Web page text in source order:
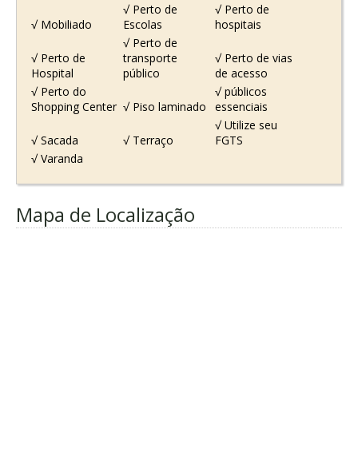
√ Mobiliado
√ Perto de
Escolas
√ Perto de
hospitais
√ Perto de
Hospital
√ Perto de
transporte
público
√ Perto de vias
de acesso
√ Perto do
Shopping Center √ Piso laminado
√ públicos
essenciais
√ Sacada √ Terraço
√ Utilize seu
FGTS
√ Varanda
Mapa de Localização